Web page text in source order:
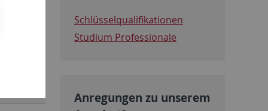
Schlüsselqualifikationen
Studium Professionale
Anregungen zu unserem